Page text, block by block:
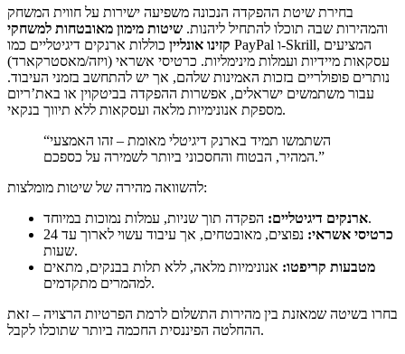
בחירת שיטת ההפקדה הנכונה משפיעה ישירות על חווית המשחק
והמהירות שבה תוכלו להתחיל ליהנות. שיטות מימון מאובטחות למשחקי
קזינו אונליין כוללות ארנקים דיגיטליים כמו PayPal ו-Skrill, המציעים
עסקאות מיידיות ועמלות מינימליות. כרטיסי אשראי (ויזה/מאסטרקארד)
נותרים פופולריים בזכות האמינות שלהם, אך יש להתחשב בזמני העיבוד.
עבור משתמשים ישראלים, אפשרות ההפקדה בביטקוין או באת’ריום
מספקת אנונימיות מלאה ועסקאות ללא תיווך בנקאי.
“השתמשו תמיד בארנק דיגיטלי מאומת – זהו האמצעי
המהיר, הבטוח והחסכוני ביותר לשמירה על כספכם.”
להשוואה מהירה של שיטות מומלצות:
ארנקים דיגיטליים:הפקדה תוך שניות, עמלות נמוכות במיוחד.
כרטיסי אשראי:
נפוצים, מאובטחים, אך עיבוד עשוי לארוך עד 24
שעות.
מטבעות קריפטו: אנונימיות מלאה, ללא תלות בבנקים, מתאים
למהמרים מתקדמים.
בחרו בשיטה שמאזנת בין מהירות התשלום לרמת הפרטיות הרצויה – זאת
ההחלטה הפיננסית החכמה ביותר שתוכלו לקבל.